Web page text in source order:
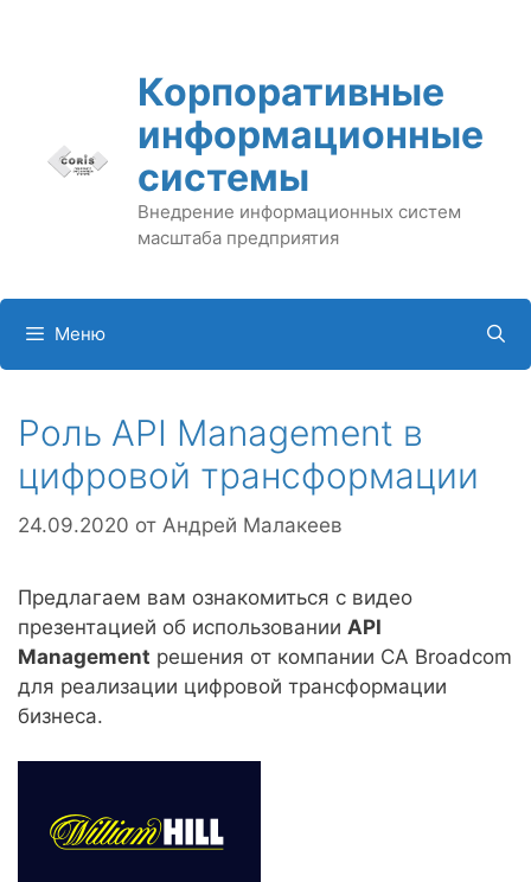
Корпоративные
информационные
системы
Внедрение информационных систем
масштаба предприятия
Меню
Роль API Management в
цифровой трансформации
24.09.2020 от Андрей Малакеев
Предлагаем вам ознакомиться с видео
презентацией об использовании API
Management решения от компании CA Broadcom
для реализации цифровой трансформации
бизнеса.